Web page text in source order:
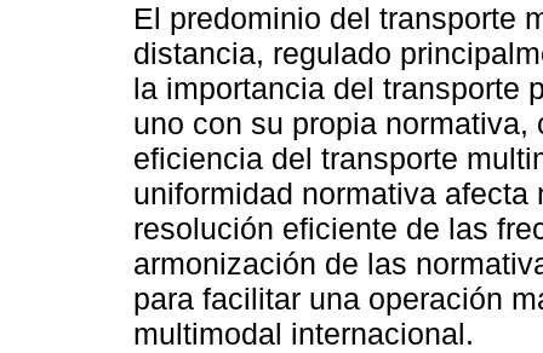
El predominio del transporte
distancia, regulado
la importancia del transporte
uno con su propia
eficiencia del transporte
uniformidad normativa
resolución eficiente de las
armonización de las
para facilitar una operación
multimodal internacional.